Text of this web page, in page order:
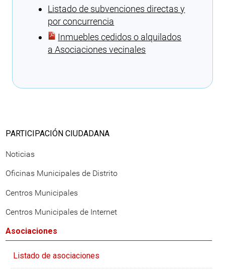
Listado de subvenciones directas y
por concurrencia
Inmuebles cedidos o alquilados
a Asociaciones vecinales
PARTICIPACIÓN CIUDADANA
Noticias
Oficinas Municipales de Distrito
Centros Municipales
Centros Municipales de Internet
Asociaciones
Listado de asociaciones